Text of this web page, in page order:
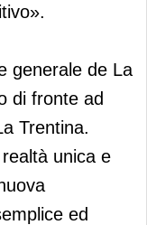
generale de La
di fronte ad
Trentina.
unica e
ed